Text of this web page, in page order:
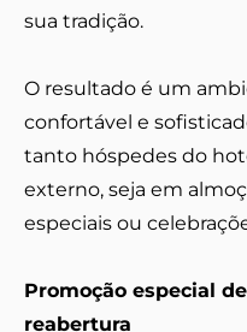
sua tradição.
O resultado é um
confortável e
tanto hóspedes do
externo, seja em
especiais ou
Promoção especial
reabertura